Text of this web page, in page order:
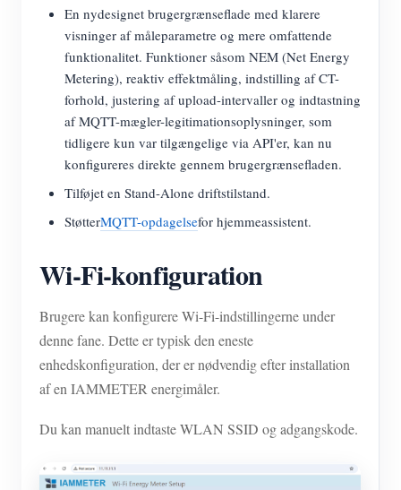
En nydesignet brugergrænseflade med klarere
visninger af måleparametre og mere omfattende
funktionalitet. Funktioner såsom NEM (Net Energy
Metering), reaktiv effektmåling, indstilling af CT-
forhold, justering af upload-intervaller og indtastning
af MQTT-mægler-legitimationsoplysninger, som
tidligere kun var tilgængelige via API'er, kan nu
konfigureres direkte gennem brugergrænsefladen.
Tilføjet en Stand-Alone driftstilstand.
StøtterMQTT-opdagelsefor hjemmeassistent.
Wi-Fi-konfiguration
Brugere kan konfigurere Wi-Fi-indstillingerne under
denne fane. Dette er typisk den eneste
enhedskonfiguration, der er nødvendig efter installation
af en IAMMETER energimåler.
Du kan manuelt indtaste WLAN SSID og adgangskode.